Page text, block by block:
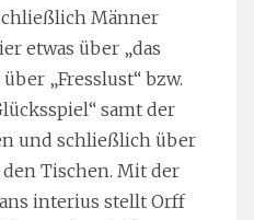
Männer
etwas über „das
„Fresslust“ bzw.
samt der
und schließlich über
den Tischen. Mit der
interius stellt Orff